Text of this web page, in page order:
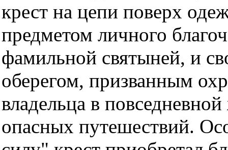
крест на цепи поверх
предметом личного
фамильной святыней, и
оберегом, призванным
владельца в
опасных путешествий.